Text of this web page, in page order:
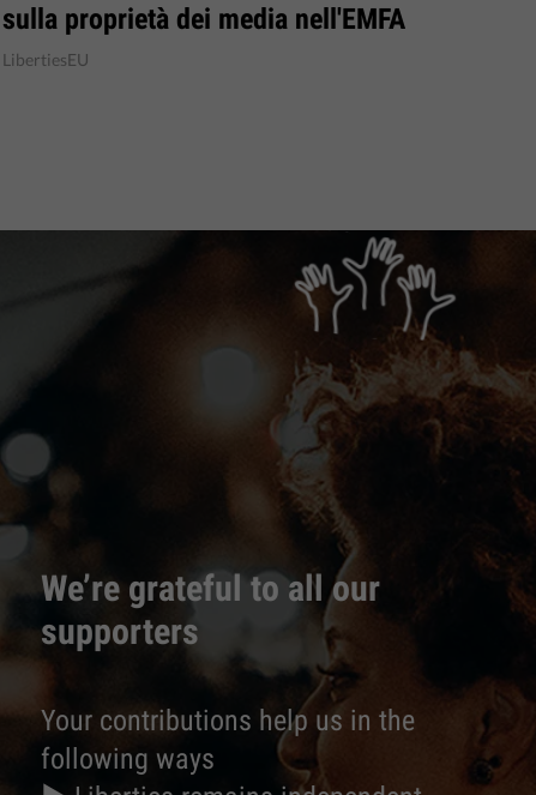
sulla proprietà dei media nell'EMFA
LibertiesEU
We’re grateful to all our
supporters
Your contributions help us in the
following ways